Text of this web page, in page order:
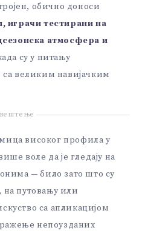
обично доноси
играчи тестирани на
атмосфера и
су у питању
великим навијачким
високог профила у
воле да је гледају на
— било зато што су
на путовању или
са апликацијом
непоузданих